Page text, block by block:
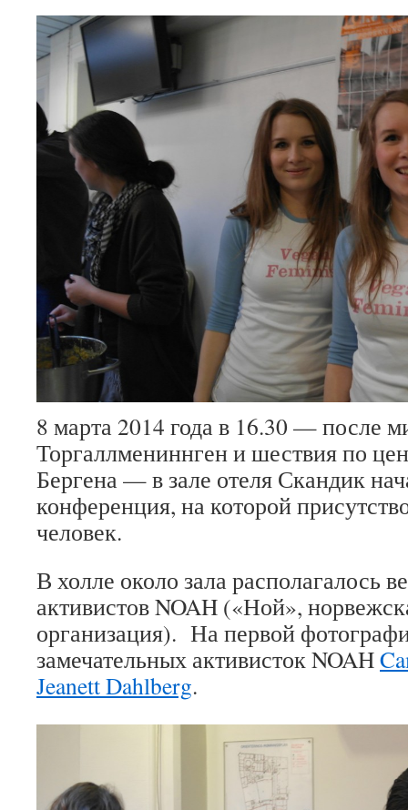
8 марта 2014 года в 16.30 — после
Торгаллмениннген и шествия по
Бергена — в зале отеля Скандик
конференция, на которой
человек.
В холле около зала располагалось
активистов NOAH («Ной»,
организация). На первой
замечательных активисток NOAH
Jeanett Dahlberg.